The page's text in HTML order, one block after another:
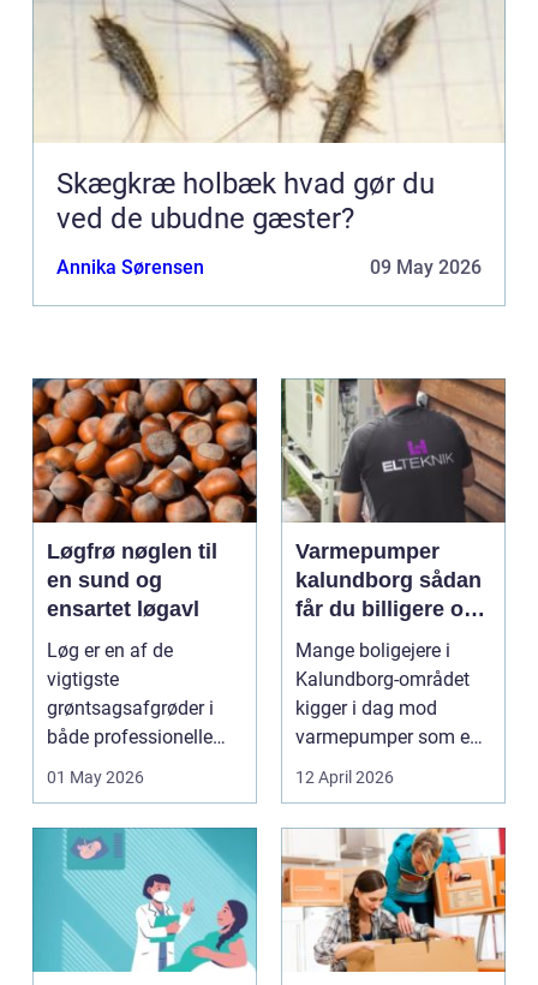
Skægkræ holbæk hvad gør du
ved de ubudne gæster?
Annika Sørensen 09 May 2026
Løgfrø nøglen til
en sund og
ensartet løgavl
Løg er en af de
vigtigste
grøntsagsafgrøder i
både professionelle
køkkenhaver og større
landbrugspro...
01 May 2026
Varmepumper
kalundborg sådan
får du billigere og
mere bæredygtig
varme
Mange boligejere i
Kalundborg-området
kigger i dag mod
varmepumper som en
vej til lavere
varmeregnin...
12 April 2026